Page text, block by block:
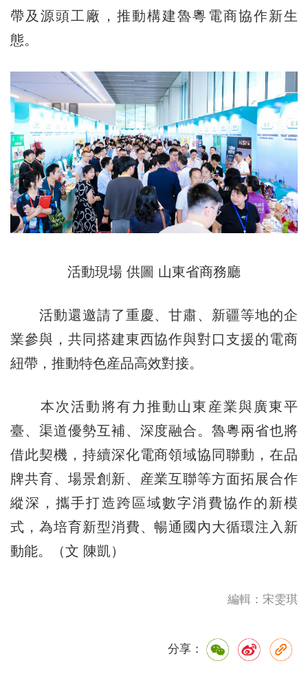
帶及源頭工廠，推動構建魯粵電商協作新生
態。
活動現場 供圖 山東省商務廳
活動還邀請了重慶、甘肅、新疆等地的企
業參與，共同搭建東西協作與對口支援的電商
紐帶，推動特色産品高效對接。
本次活動將有力推動山東産業與廣東平
臺、渠道優勢互補、深度融合。魯粵兩省也將
借此契機，持續深化電商領域協同聯動，在品
牌共育、場景創新、産業互聯等方面拓展合作
縱深，攜手打造跨區域數字消費協作的新模
式，為培育新型消費、暢通國內大循環注入新
動能。（文 陳凱）
編輯：宋雯琪
分享：